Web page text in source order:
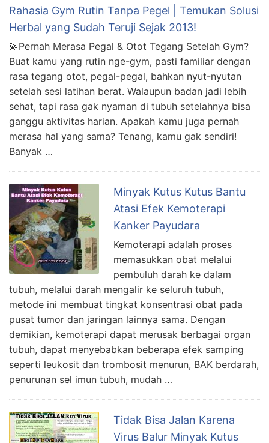
Rahasia Gym Rutin Tanpa Pegel | Temukan Solusi
Herbal yang Sudah Teruji Sejak 2013!
💫Pernah Merasa Pegal & Otot Tegang Setelah Gym?
Buat kamu yang rutin nge-gym, pasti familiar dengan
rasa tegang otot, pegal-pegal, bahkan nyut-nyutan
setelah sesi latihan berat. Walaupun badan jadi lebih
sehat, tapi rasa gak nyaman di tubuh setelahnya bisa
ganggu aktivitas harian. Apakah kamu juga pernah
merasa hal yang sama? Tenang, kamu gak sendiri!
Banyak …
Minyak Kutus Kutus Bantu
Atasi Efek Kemoterapi
Kanker Payudara
Kemoterapi adalah proses
memasukkan obat melalui
pembuluh darah ke dalam
tubuh, melalui darah mengalir ke seluruh tubuh,
metode ini membuat tingkat konsentrasi obat pada
pusat tumor dan jaringan lainnya sama. Dengan
demikian, kemoterapi dapat merusak berbagai organ
tubuh, dapat menyebabkan beberapa efek samping
seperti leukosit dan trombosit menurun, BAK berdarah,
penurunan sel imun tubuh, mudah …
Tidak Bisa Jalan Karena
Virus Balur Minyak Kutus